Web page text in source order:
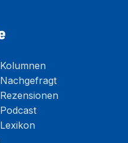
Kolumnen
Nachgefragt
Rezensionen
Podcast
Lexikon